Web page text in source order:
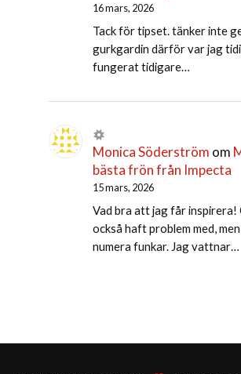
16 mars, 2026
Tack för tipset. tänker inte
gurkgardin därför var jag
fungerat tidigare…
Monica Söderström om
bästa frön från Impecta
15 mars, 2026
Vad bra att jag får inspirera!
också haft problem med,
numera funkar. Jag vattnar…